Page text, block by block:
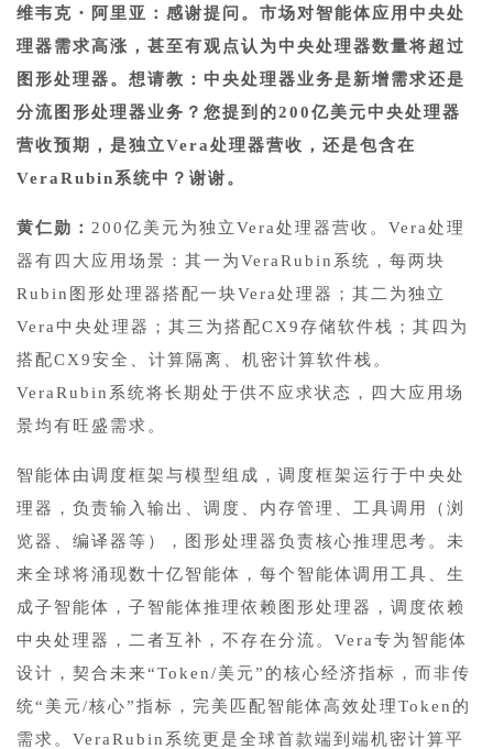
维韦克・阿里亚：感谢提问。市场对智能体应用中央处
理器需求高涨，甚至有观点认为中央处理器数量将超过
图形处理器。想请教：中央处理器业务是新增需求还是
分流图形处理器业务？您提到的200亿美元中央处理器
营收预期，是独立Vera处理器营收，还是包含在
VeraRubin系统中？谢谢。
黄仁勋： 200亿美元为独立Vera处理器营收。Vera处理
器有四大应用场景：其一为VeraRubin系统，每两块
Rubin图形处理器搭配一块Vera处理器；其二为独立
Vera中央处理器；其三为搭配CX9存储软件栈；其四为
搭配CX9安全、计算隔离、机密计算软件栈。
VeraRubin系统将长期处于供不应求状态，四大应用场
景均有旺盛需求。
智能体由调度框架与模型组成，调度框架运行于中央处
理器，负责输入输出、调度、内存管理、工具调用（浏
览器、编译器等），图形处理器负责核心推理思考。未
来全球将涌现数十亿智能体，每个智能体调用工具、生
成子智能体，子智能体推理依赖图形处理器，调度依赖
中央处理器，二者互补，不存在分流。Vera专为智能体
设计，契合未来“Token/美元”的核心经济指标，而非传
统“美元/核心”指标，完美匹配智能体高效处理Token的
需求。VeraRubin系统更是全球首款端到端机密计算平